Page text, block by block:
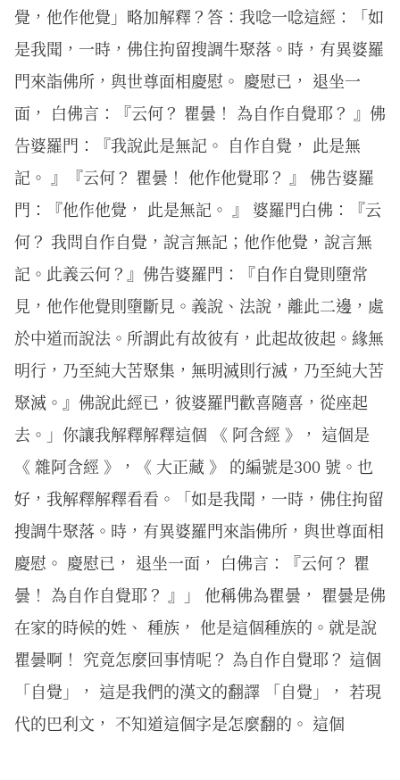
覺，他作他覺」略加解釋？答：我唸一唸這經：「如
是我聞，一時，佛住拘留搜調牛聚落。時，有異婆羅
門來詣佛所，與世尊面相慶慰。 慶慰已， 退坐一
面， 白佛言：『云何？ 瞿曇！ 為自作自覺耶？ 』佛
告婆羅門：『我說此是無記。 自作自覺， 此是無
記。 』『云何？ 瞿曇！ 他作他覺耶？ 』 佛告婆羅
門：『他作他覺， 此是無記。 』 婆羅門白佛：『云
何？ 我問自作自覺，說言無記；他作他覺，說言無
記。此義云何？』佛告婆羅門：『自作自覺則墮常
見，他作他覺則墮斷見。義說、法說，離此二邊，處
於中道而說法。所謂此有故彼有，此起故彼起。緣無
明行，乃至純大苦聚集，無明滅則行滅，乃至純大苦
聚滅。』佛說此經已，彼婆羅門歡喜隨喜，從座起
去。」你讓我解釋解釋這個 《 阿含經 》， 這個是
《 雜阿含經 》，《 大正藏 》 的編號是300 號。也
好，我解釋解釋看看。「如是我聞，一時，佛住拘留
搜調牛聚落。時，有異婆羅門來詣佛所，與世尊面相
慶慰。 慶慰已， 退坐一面， 白佛言：『云何？ 瞿
曇！ 為自作自覺耶？ 』」 他稱佛為瞿曇， 瞿曇是佛
在家的時候的姓、 種族， 他是這個種族的。就是說
瞿曇啊！ 究竟怎麼回事情呢？ 為自作自覺耶？ 這個
「自覺」， 這是我們的漢文的翻譯 「自覺」， 若現
代的巴利文， 不知道這個字是怎麼翻的。 這個